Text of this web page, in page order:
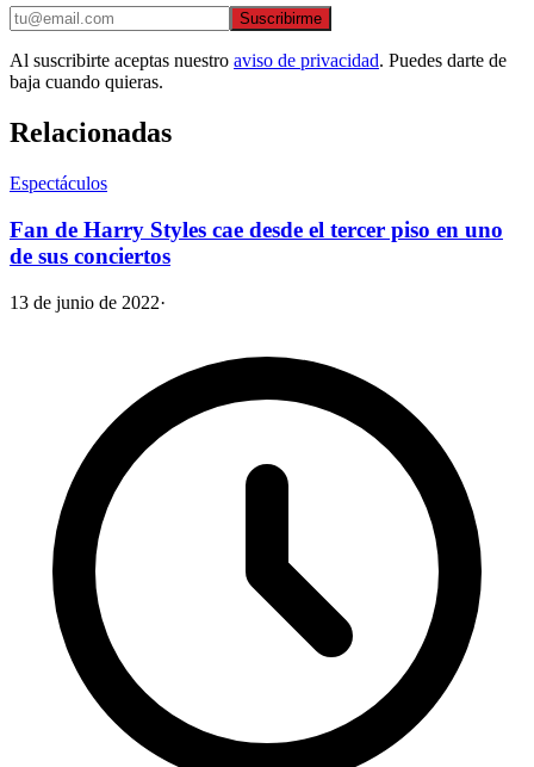
Suscribirme
Al suscribirte aceptas nuestro aviso de privacidad. Puedes darte de
baja cuando quieras.
Relacionadas
Espectáculos
Fan de Harry Styles cae desde el tercer piso en uno
de sus conciertos
13 de junio de 2022·